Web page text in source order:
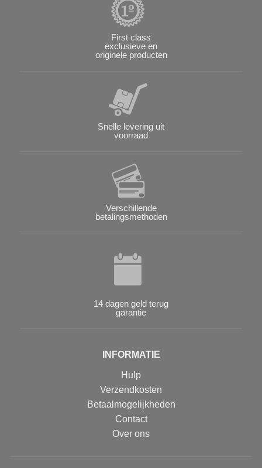
First class
exclusieve en
originele producten
Snelle levering uit
voorraad
Verschillende
betalingsmethoden
14 dagen geld terug
garantie
INFORMATIE
Hulp
Verzendkosten
Betaalmogelijkheden
Contact
Over ons